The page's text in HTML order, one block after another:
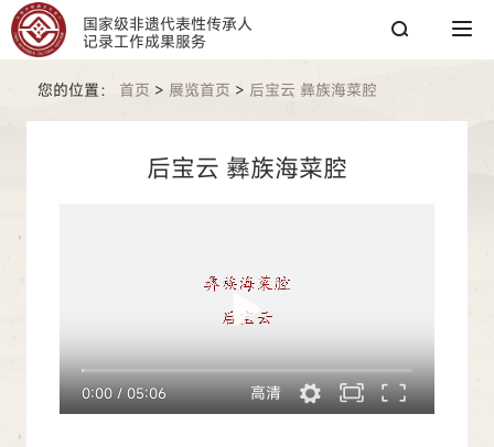
国家级非遗代表性传承人
记录工作成果服务
您的位置： 首页 > 展览首页 > 后宝云 彝族海菜腔
后宝云 彝族海菜腔
0:00/05:06 高清
搜索
国家图书馆 传承人